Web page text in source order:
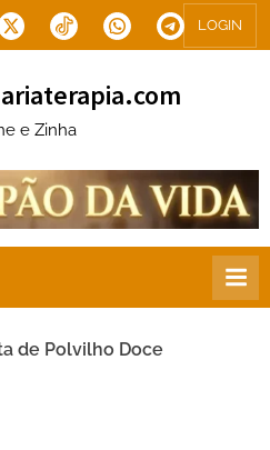
Tiktok WhatsAppTelegram
LOGIN
e Zinha
de Polvilho Doce